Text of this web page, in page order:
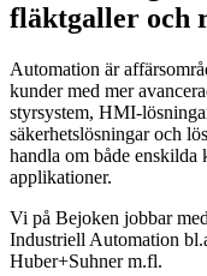
fläktgaller och
Automation är
kunder med mer
styrsystem, HMI-
säkerhetslösningar och
handla om både enskilda
applikationer.
Vi på Bejoken jobbar
Industriell Automation
Huber+Suhner m.fl.